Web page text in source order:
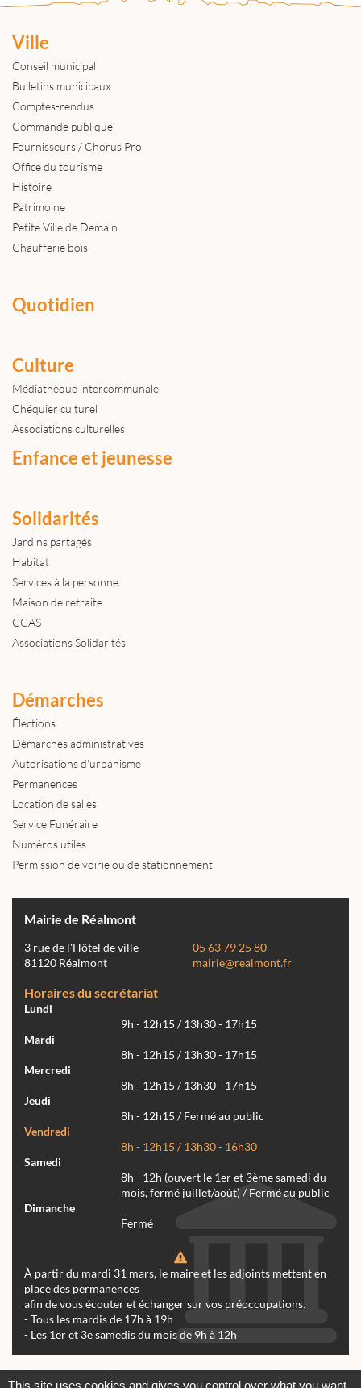
Ville
Conseil municipal
Bulletins municipaux
Comptes-rendus
Commande publique
Fournisseurs / Chorus Pro
Office du tourisme
Histoire
Patrimoine
Petite Ville de Demain
Chaufferie bois
Quotidien
Culture
Médiathèque intercommunale
Chéquier culturel
Associations culturelles
Enfance et jeunesse
Solidarités
Jardins partagés
Habitat
Services à la personne
Maison de retraite
CCAS
Associations Solidarités
Démarches
Élections
Démarches administratives
Autorisations d'urbanisme
Permanences
Location de salles
Service Funéraire
Numéros utiles
Permission de voirie ou de stationnement
Mairie de Réalmont
3 rue de l'Hôtel de ville
81120 Réalmont
05 63 79 25 80
mairie@realmont.fr
Horaires du secrétariat
Lundi
9h - 12h15 / 13h30 - 17h15
Mardi
8h - 12h15 / 13h30 - 17h15
Mercredi
8h - 12h15 / 13h30 - 17h15
Jeudi
8h - 12h15 / Fermé au public
Vendredi
8h - 12h15 / 13h30 - 16h30
Samedi
8h - 12h (ouvert le 1er et 3ème samedi du
mois, fermé juillet/août) / Fermé au public
Dimanche
Fermé
À partir du mardi 31 mars, le maire et les adjoints mettent en
place des permanences
afin de vous écouter et échanger sur vos préoccupations.
- Tous les mardis de 17h à 19h
- Les 1er et 3e samedis du mois de 9h à 12h
This site uses cookies and gives you control over what you want